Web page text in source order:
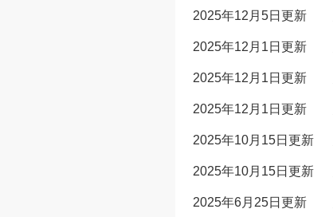
2025年12月5日更新
2025年12月1日更新
2025年12月1日更新
2025年12月1日更新
2025年10月15日更新
2025年10月15日更新
2025年6月25日更新